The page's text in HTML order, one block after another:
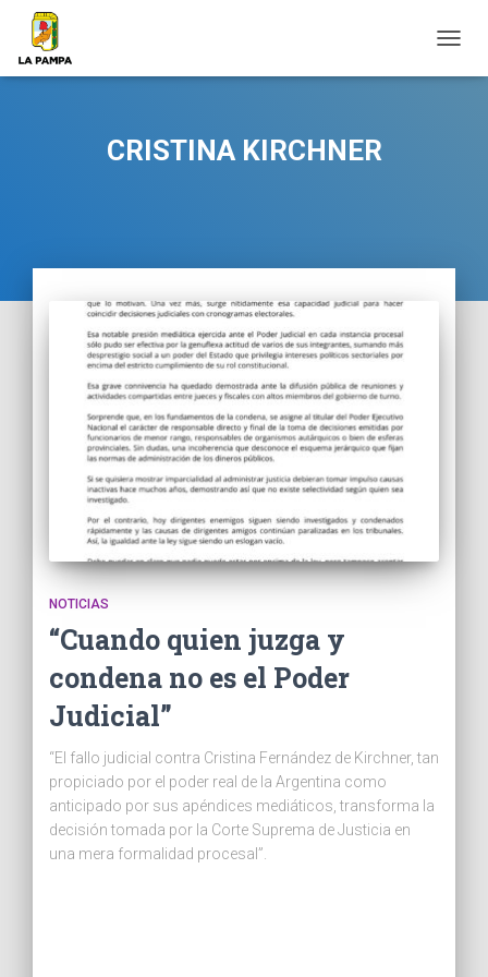
MODO
CRISTINA KIRCHNER
NOTICIAS
“Cuando quien juzga y
condena no es el Poder
Judicial”
“El fallo judicial contra Cristina Fernández de Kirchner, tan
propiciado por el poder real de la Argentina como
anticipado por sus apéndices mediáticos, transforma la
decisión tomada por la Corte Suprema de Justicia en
una mera formalidad procesal”.